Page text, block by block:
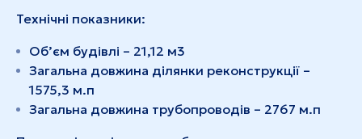
Технічні показники:
Об’єм будівлі – 21,12 м3
Загальна довжина ділянки реконструкції –
1575,3 м.п
Загальна довжина трубопроводів – 2767 м.п